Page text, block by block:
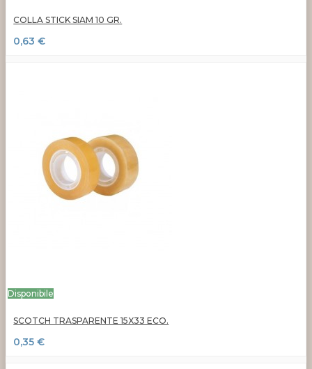
COLLA STICK SIAM 10 GR.
0,63 €
Disponibile
SCOTCH TRASPARENTE 15X33 ECO.
0,35 €